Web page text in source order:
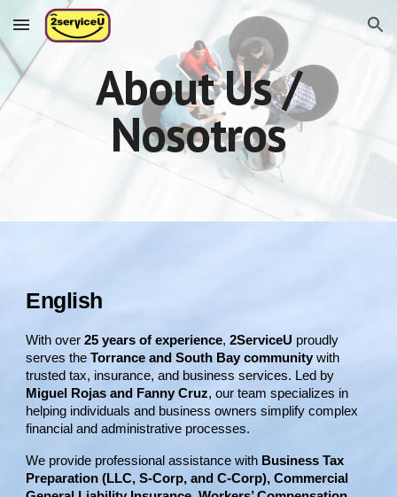
Skip to main content Skip to navigation
About Us /
Nosotros
English
With over25 years of experience,2ServiceU proudly
serves theTorrance and South Bay communitywith
trusted tax, insurance, and business services. Led by
Miguel Rojas and Fanny Cruz, our team specializes in
helping individuals and business owners simplify complex
financial and administrative processes.
We provide professional assistance with Business Tax
Preparation (LLC, S-Corp, and C-Corp), Commercial